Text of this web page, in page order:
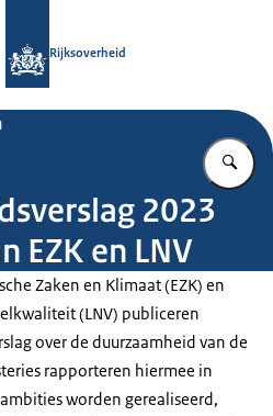
Rijksoverheid
2023
EZK en LNV
Zaken en Klimaat (EZK) en
(LNV) publiceren
over de duurzaamheid van de
rapporteren hiermee in
worden gerealiseerd,